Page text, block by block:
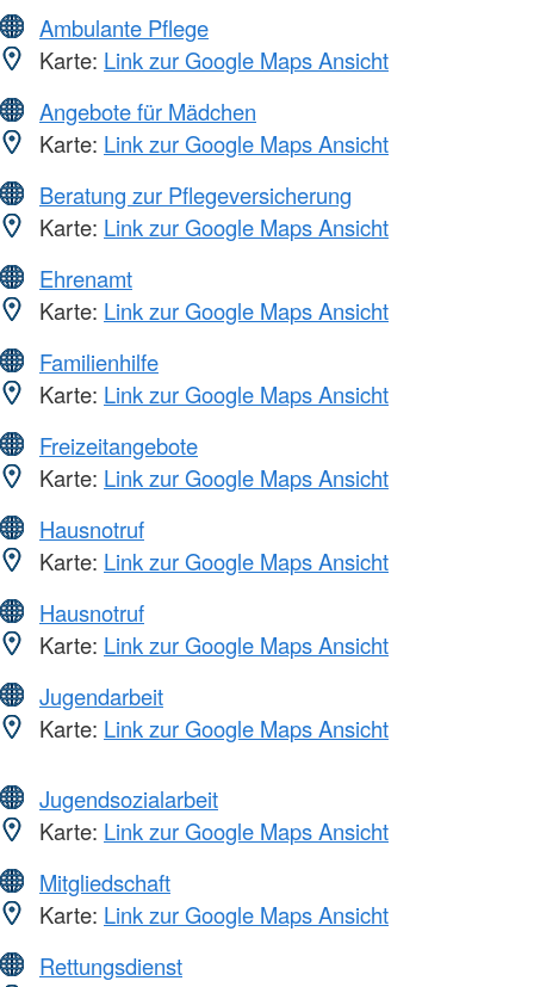
Ambulante Pflege
Karte: Link zur Google Maps Ansicht
Angebote für Mädchen
Karte: Link zur Google Maps Ansicht
Beratung zur Pflegeversicherung
Karte: Link zur Google Maps Ansicht
Ehrenamt
Karte: Link zur Google Maps Ansicht
Familienhilfe
Karte: Link zur Google Maps Ansicht
Freizeitangebote
Karte: Link zur Google Maps Ansicht
Hausnotruf
Karte: Link zur Google Maps Ansicht
Hausnotruf
Karte: Link zur Google Maps Ansicht
Jugendarbeit
Karte: Link zur Google Maps Ansicht
Jugendsozialarbeit
Karte: Link zur Google Maps Ansicht
Mitgliedschaft
Karte: Link zur Google Maps Ansicht
Rettungsdienst